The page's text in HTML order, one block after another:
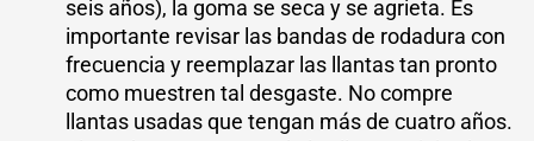
seis años), la goma se seca y se agrieta. Es
importante revisar las bandas de rodadura con
frecuencia y reemplazar las llantas tan pronto
como muestren tal desgaste. No compre
llantas usadas que tengan más de cuatro años.